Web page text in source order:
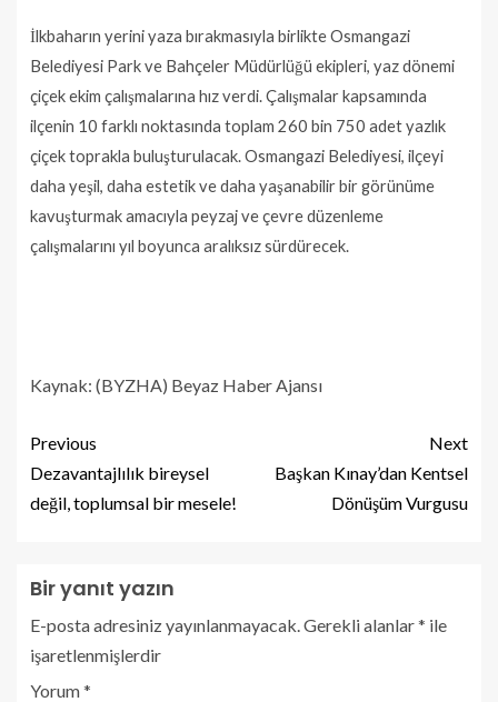
İlkbaharın yerini yaza bırakmasıyla birlikte Osmangazi
Belediyesi Park ve Bahçeler Müdürlüğü ekipleri, yaz dönemi
çiçek ekim çalışmalarına hız verdi. Çalışmalar kapsamında
ilçenin 10 farklı noktasında toplam 260 bin 750 adet yazlık
çiçek toprakla buluşturulacak. Osmangazi Belediyesi, ilçeyi
daha yeşil, daha estetik ve daha yaşanabilir bir görünüme
kavuşturmak amacıyla peyzaj ve çevre düzenleme
çalışmalarını yıl boyunca aralıksız sürdürecek.
Kaynak: (BYZHA) Beyaz Haber Ajansı
Previous
Dezavantajlılık bireysel
değil, toplumsal bir mesele!
Next
Başkan Kınay’dan Kentsel
Dönüşüm Vurgusu
Bir yanıt yazın
E-posta adresiniz yayınlanmayacak. Gerekli alanlar* ile
işaretlenmişlerdir
Yorum*